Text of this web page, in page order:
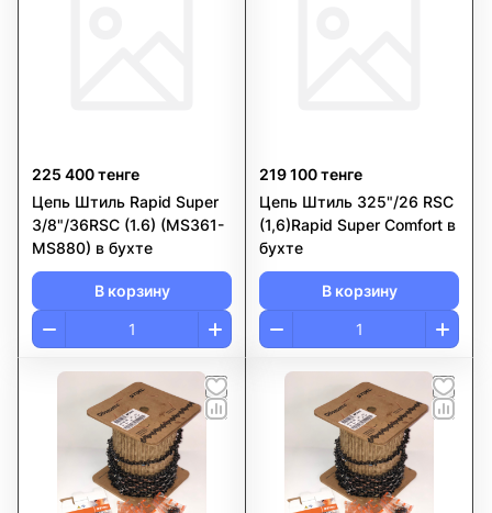
225 400 тенге
Цепь Штиль Rapid Super
3/8"/36RSC (1.6) (MS361-
MS880) в бухте
В корзину
219 100 тенге
Цепь Штиль 325"/26 RSС
(1,6)Rapid Super Comfort в
бухте
В корзину